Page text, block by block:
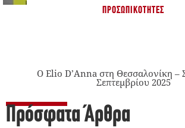
ΠΡΟΣΩΠΙΚΌΤΗΤΕΣ
Ο Elio D’Anna στη Θεσσαλονίκη –
Σεπτεμβρίου 2025
Πρόσφατα Άρθρα